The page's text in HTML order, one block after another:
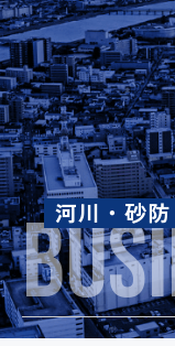
トップ
お知らせ
コラム
事業紹介
河川・砂防